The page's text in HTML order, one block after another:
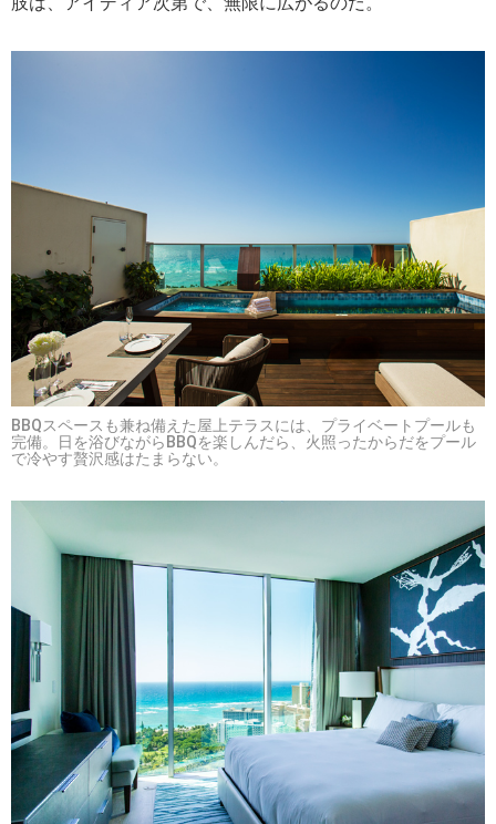
BBQスペースも兼ね備えた屋上テラスには、プライベートプールも
完備。日を浴びながらBBQを楽しんだら、火照ったからだをプール
で冷やす贅沢感はたまらない。